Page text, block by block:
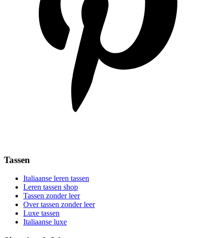
Tassen
Italiaanse leren tassen
Leren tassen shop
Tassen zonder leer
Over tassen zonder leer
Luxe tassen
Italiaanse luxe